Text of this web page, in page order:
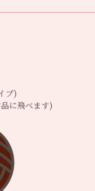
プ)
に飛べます)